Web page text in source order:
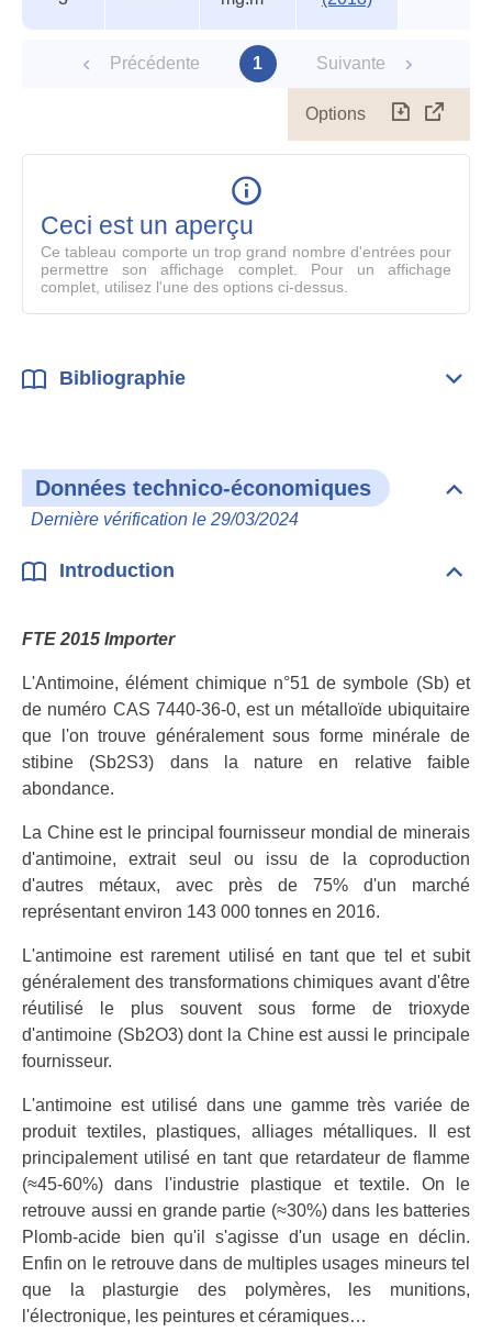
Précédente 1 Suivante
Options
le
Ceci est un aperçu
Ce tableau comporte un trop grand nombre d'entrées pour
permettre son affichage complet. Pour un affichage
complet, utilisez l'une des options ci-dessus.
Bibliographie
Données technico-économiques
Dernière vérification le 29/03/2024
Introduction
FTE 2015 Importer
L'Antimoine, élément chimique n°51 de symbole (Sb) et
de numéro CAS 7440-36-0, est un métalloïde ubiquitaire
que l'on trouve généralement sous forme minérale de
stibine (Sb2S3) dans la nature en relative faible
abondance.
La Chine est le principal fournisseur mondial de minerais
d'antimoine, extrait seul ou issu de la coproduction
d'autres métaux, avec près de 75% d'un marché
représentant environ 143 000 tonnes en 2016.
L'antimoine est rarement utilisé en tant que tel et subit
généralement des transformations chimiques avant d'être
réutilisé le plus souvent sous forme de trioxyde
d'antimoine (Sb2O3) dont la Chine est aussi le principale
fournisseur.
L'antimoine est utilisé dans une gamme très variée de
produit textiles, plastiques, alliages métalliques. Il est
principalement utilisé en tant que retardateur de flamme
(≈45-60%) dans l'industrie plastique et textile. On le
retrouve aussi en grande partie (≈30%) dans les batteries
Plomb-acide bien qu'il s'agisse d'un usage en déclin.
Enfin on le retrouve dans de multiples usages mineurs tel
que la plasturgie des polymères, les munitions,
l'électronique, les peintures et céramiques…